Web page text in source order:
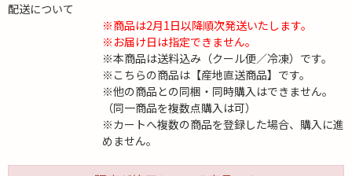
配送について
※商品は2月1日以降順次発送いたします。
※お届け日は指定できません。
※本商品は送料込み（クール便／冷凍）です。
※こちらの商品は【産地直送商品】です。
※他の商品との同梱・同時購入はできません。
（同一商品を複数点購入は可）
※カートへ複数の商品を登録した場合、購入に進
めません。